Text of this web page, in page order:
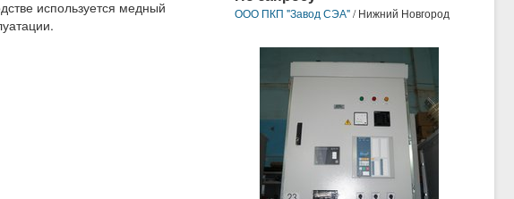
используется медный
ООО ПКП "Завод СЭА"/ Нижний Новгород